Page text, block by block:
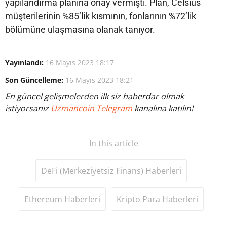
yapılandırma planına onay vermişti. Plan, Celsius
müşterilerinin %85’lik kısmının, fonlarının %72’lik
bölümüne ulaşmasına olanak tanıyor.
Yayınlandı: 16 Mayıs 2023 18:17
Son Güncelleme: 16 Mayıs 2023 18:21
En güncel gelişmelerden ilk siz haberdar olmak
istiyorsanız Uzmancoin Telegram kanalına katılın!
In this article
DeFi (Merkeziyetsiz Finans) Haberleri
Ethereum Haberleri Kripto Para Haberleri